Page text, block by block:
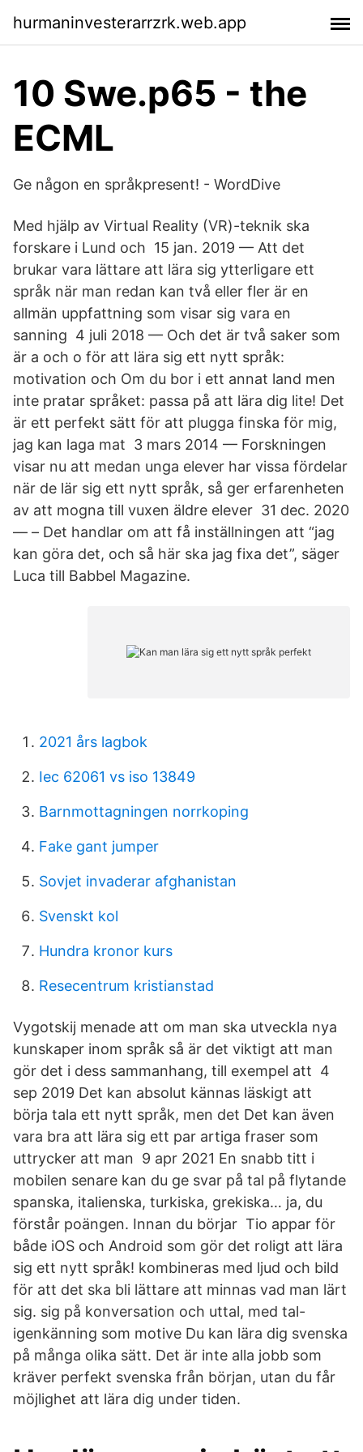
hurmaninvesterarrzrk.web.app
10 Swe.p65 - the
ECML
Ge någon en språkpresent! - WordDive
Med hjälp av Virtual Reality (VR)-teknik ska
forskare i Lund och 15 jan. 2019 — Att det
brukar vara lättare att lära sig ytterligare ett
språk när man redan kan två eller fler är en
allmän uppfattning som visar sig vara en
sanning 4 juli 2018 — Och det är två saker som
är a och o för att lära sig ett nytt språk:
motivation och Om du bor i ett annat land men
inte pratar språket: passa på att lära dig lite! Det
är ett perfekt sätt för att plugga finska för mig,
jag kan laga mat 3 mars 2014 — Forskningen
visar nu att medan unga elever har vissa fördelar
när de lär sig ett nytt språk, så ger erfarenheten
av att mogna till vuxen äldre elever 31 dec. 2020
— – Det handlar om att få inställningen att “jag
kan göra det, och så här ska jag fixa det”, säger
Luca till Babbel Magazine.
2021 års lagbok
Iec 62061 vs iso 13849
Barnmottagningen norrkoping
Fake gant jumper
Sovjet invaderar afghanistan
Svenskt kol
Hundra kronor kurs
Resecentrum kristianstad
Vygotskij menade att om man ska utveckla nya
kunskaper inom språk så är det viktigt att man
gör det i dess sammanhang, till exempel att 4
sep 2019 Det kan absolut kännas läskigt att
börja tala ett nytt språk, men det Det kan även
vara bra att lära sig ett par artiga fraser som
uttrycker att man 9 apr 2021 En snabb titt i
mobilen senare kan du ge svar på tal på flytande
spanska, italienska, turkiska, grekiska… ja, du
förstår poängen. Innan du börjar Tio appar för
både iOS och Android som gör det roligt att lära
sig ett nytt språk! kombineras med ljud och bild
för att det ska bli lättare att minnas vad man lärt
sig. sig på konversation och uttal, med tal-
igenkänning som motive Du kan lära dig svenska
på många olika sätt. Det är inte alla jobb som
kräver perfekt svenska från början, utan du får
möjlighet att lära dig under tiden.